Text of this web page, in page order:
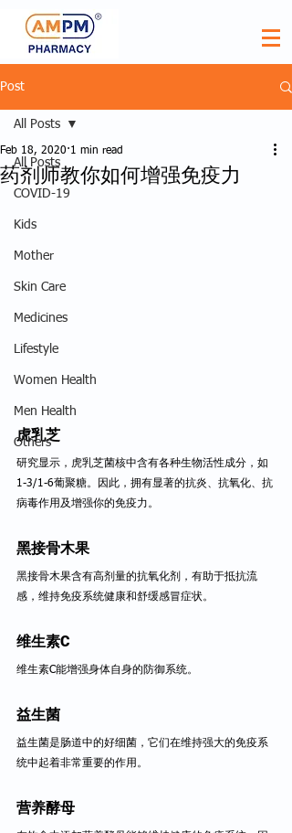
Post
All Posts
COVID-19
Kids
Mother
Skin Care
Medicines
Lifestyle
Women Health
Men Health
Others
All Posts
药剂师教你如何增强免疫力
Feb 18, 2020 1 min read
虎乳芝
研究显示，虎乳芝菌核中含有各种生物活性成分，如
1-3/1-6葡聚糖。因此，拥有显著的抗炎、抗氧化、抗
病毒作用及增强你的免疫力。
黑接骨木果
黑接骨木果含有高剂量的抗氧化剂，有助于抵抗流
感，维持免疫系统健康和舒缓感冒症状。
维生素C
维生素C能增强身体自身的防御系统。
益生菌
益生菌是肠道中的好细菌，它们在维持强大的免疫系
统中起着非常重要的作用。
营养酵母